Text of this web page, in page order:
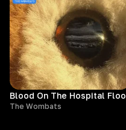
Blood On The Hospital
The Wombats